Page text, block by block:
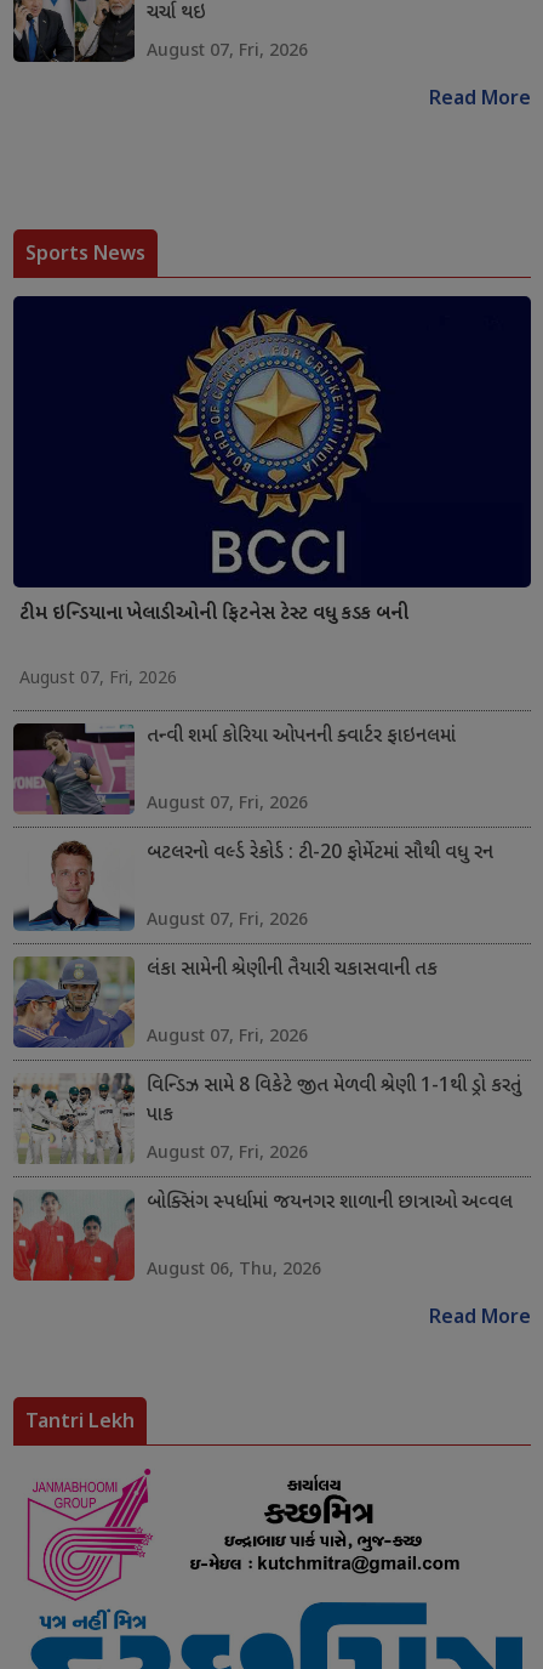
ચર્ચા થઇ
August 07, Fri, 2026
Read More
Sports News
ટીમ ઇન્ડિયાના ખેલાડીઓની ફિટનેસ ટેસ્ટ વધુ કડક બની
August 07, Fri, 2026
તન્વી શર્મા કોરિયા ઓપનની ક્વાર્ટર ફાઇનલમાં
August 07, Fri, 2026
બટલરનો વર્લ્ડ રેકોર્ડ : ટી-20 ફોર્મેટમાં સૌથી વધુ રન
August 07, Fri, 2026
લંકા સામેની શ્રેણીની તૈયારી ચકાસવાની તક
August 07, Fri, 2026
વિન્ડિઝ સામે 8 વિકેટે જીત મેળવી શ્રેણી 1-1થી ડ્રો કરતું
પાક
August 07, Fri, 2026
બોક્સિંગ સ્પર્ધામાં જયનગર શાળાની છાત્રાઓ અવ્વલ
August 06, Thu, 2026
Read More
Tantri Lekh